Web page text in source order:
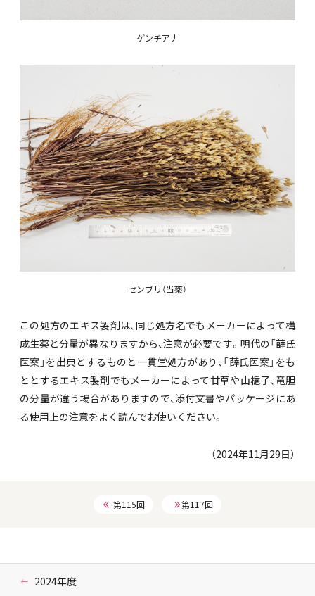
ゲンチアナ
センブリ（当薬）
この処方のエキス製剤は、同じ処方名でもメーカーによって構
成生薬と分量が異なりますから、注意が必要です。明代の「薛氏
医案」を出典とするものと一貫堂処方があり、「薛氏医案」をも
ととするエキス製剤でもメーカーによって甘草や山梔子、竜胆
の分量が違う場合がありますので、添付文書やパッケージにあ
る使用上の注意をよく読んでお使いください。
（2024年11月29日）
第115回 第117回
2024年度